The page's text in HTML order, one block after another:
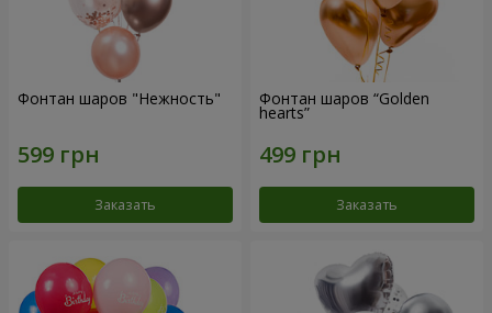
Фонтан шаров "Нежность"
Заказать
Фонтан шаров “Golden
hearts”
Заказать